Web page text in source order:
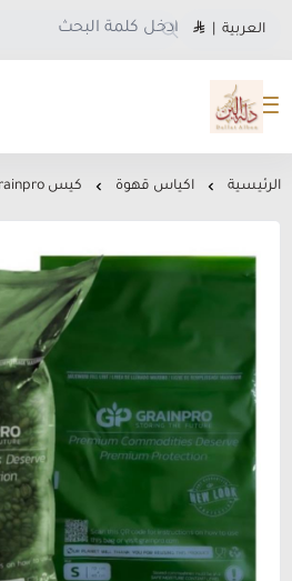
العربية
متجر دلة البن
الرئيسية اكياس قهوة كيس Grainpro المحكمة - 15 كيلو